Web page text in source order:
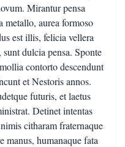
Mirantur pensa
metallo, aurea formoso
est illis, felicia vellera
dulcia pensa. Sponte
contorto descendunt
et Nestoris annos.
futuris, et laetus
Detinet intentas
citharam fraternaque
manus, humanaque fata